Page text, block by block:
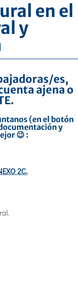
en el
y
es,
ajena o
(en el botón
y
😉 :
2C.